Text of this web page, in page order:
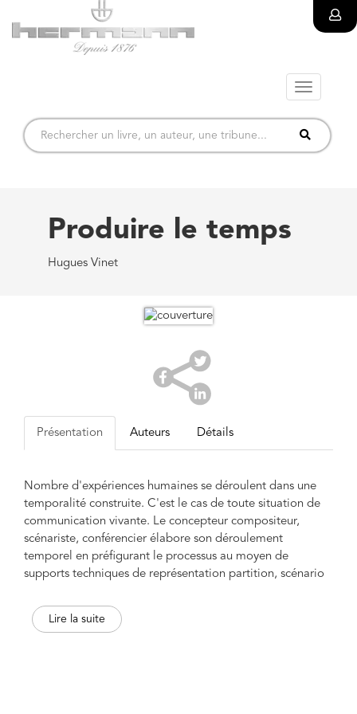
Toggle
Produire le temps
Hugues Vinet
Présentation Auteurs Détails
Nombre d'expériences humaines se déroulent dans une
temporalité construite. C'est le cas de toute situation de
communication vivante. Le concepteur compositeur,
scénariste, conférencier élabore son déroulement
temporel en préfigurant le processus au moyen de
supports techniques de représentation partition, scénario
reposent sur des représentations abstraites du temps
séquentiel, linéaire, orienté, cyclique issues de théories
Lire la suite